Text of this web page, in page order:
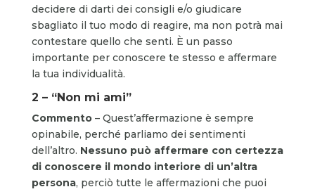
decidere di darti dei consigli e/o giudicare
sbagliato il tuo modo di reagire, ma non potrà mai
contestare quello che senti. È un passo
importante per conoscere te stesso e affermare
la tua individualità.
2 – “Non mi ami”
Commento– Quest’affermazione è sempre
opinabile, perché parliamo dei sentimenti
dell’altro. Nessuno può affermare con certezza
di conoscere il mondo interiore di un’altra
persona, perciò tutte le affermazioni che puoi